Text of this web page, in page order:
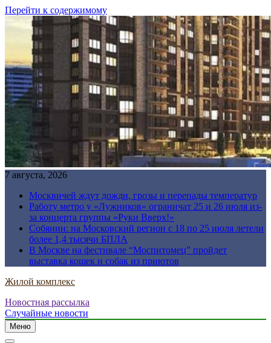
Перейти к содержимому
7 августа, 2026
Москвичей ждут дожди, грозы и перепады температур
Работу метро у «Лужников» ограничат 25 и 26 июля из-
за концерта группы «Руки Вверх!»
Собянин: на Московский регион с 18 по 25 июля летели
более 1,4 тысячи БПЛА
В Москве на фестивале “Моспитомец” пройдет
выставка кошек и собак из приютов
Жилой комплекс
Новостная рассылка
Случайные новости
Меню